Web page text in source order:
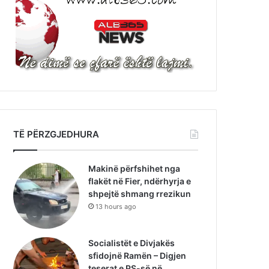
TË PËRZGJEDHURA
Makinë përfshihet nga
flakët në Fier, ndërhyrja e
shpejtë shmang rrezikun
13 hours ago
Socialistët e Divjakës
sfidojnë Ramën – Digjen